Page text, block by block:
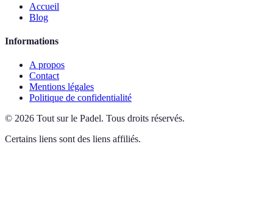
Accueil
Blog
Informations
A propos
Contact
Mentions légales
Politique de confidentialité
© 2026 Tout sur le Padel. Tous droits réservés.
Certains liens sont des liens affiliés.